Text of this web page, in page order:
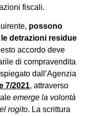
fiscali.
possono
le detrazioni residue
accordo deve
di compravendita
dall’Agenzia
7/2021, attraverso
emerge la volontà
rogito. La scrittura